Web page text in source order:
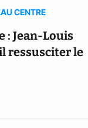
CENTRE
: Jean-Louis
ressusciter le